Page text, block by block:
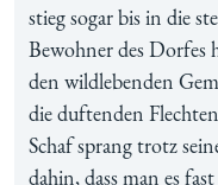
stieg sogar bis in die
Bewohner des Dorfes
den wildlebenden
die duftenden
Schaf sprang trotz
dahin, dass man es